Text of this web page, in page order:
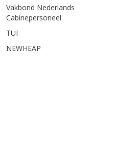
Vakbond Nederlands
Cabinepersoneel
TUI
NEWHEAP